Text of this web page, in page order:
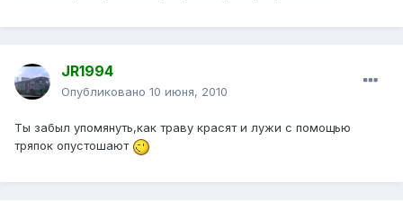
JR1994
Опубликовано 10 июня, 2010
Ты забыл упомянуть,как траву красят и лужи с помощью
тряпок опустошают